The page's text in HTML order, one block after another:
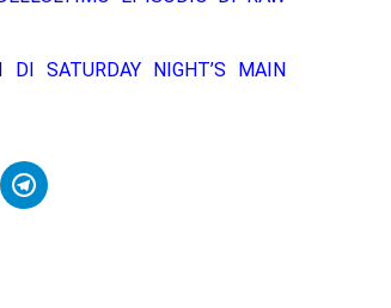
SATURDAY NIGHT’S MAIN